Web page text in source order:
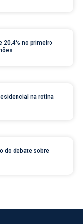
20,4% no primeiro
na rotina
do debate sobre